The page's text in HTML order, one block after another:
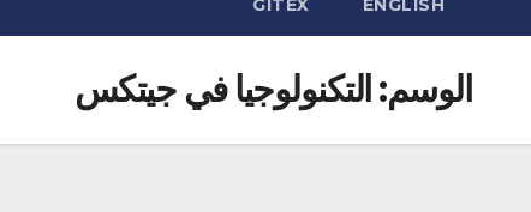
ENGLISH
GITEX
الوسم: التكنولوجيا في جيتكس